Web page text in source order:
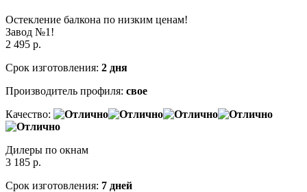
Остекление балкона по низким ценам!
Завод №1!
2 495 р.
Срок изготовления: 2 дня
Производитель профиля: свое
Качество:
Дилеры по окнам
3 185 р.
Срок изготовления: 7 дней